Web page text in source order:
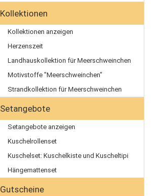
Kollektionen
Kollektionen anzeigen
Herzenszeit
Landhauskollektion für Meerschweinchen
Motivstoffe "Meerschweinchen"
Strandkollektion für Meerschweinchen
Setangebote
Setangebote anzeigen
Kuschelrollenset
Kuschelset: Kuschelkiste und Kuscheltipi
Hängemattenset
Gutscheine